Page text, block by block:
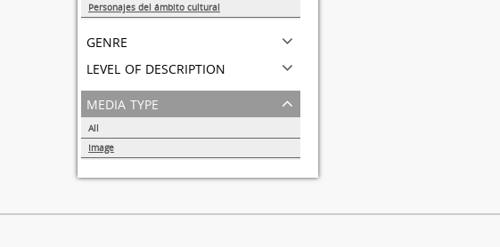
Personajes del ámbito cultural
genre
level of description
media type
All
Image